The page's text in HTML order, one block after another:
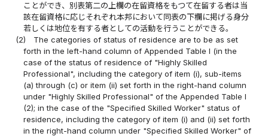
ことができ、別表第二の上欄の在留資格をもつて在留する者は当
該在留資格に応じそれぞれ本邦において同表の下欄に掲げる身分
若しくは地位を有する者としての活動を行うことができる。
(2)
The categories of status of residence are to be as set
forth in the left-hand column of Appended Table I (in the
case of the status of residence of "Highly Skilled
Professional", including the category of item (i), sub-items
(a) through (c) or item (ii) set forth in the right-hand column
under "Highly Skilled Professional" of the Appended Table I
(2); in the case of the "Specified Skilled Worker" status of
residence, including the category of item (i) and (ii) set forth
in the right-hand column under "Specified Skilled Worker" of